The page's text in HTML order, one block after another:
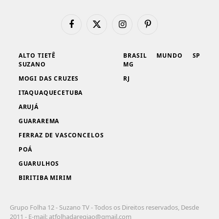
FacebookX
InstagramPinterest
ALTO TIETÊ
SUZANO
MOGI DAS CRUZES
ITAQUAQUECETUBA
ARUJÁ
GUARAREMA
FERRAZ DE VASCONCELOS
POÁ
GUARULHOS
BIRITIBA MIRIM
BRASIL
MG
RJ
MUNDO SP
Grupo Folha 12 - Suzano TV - Todos os Direitos reservados, Desde
2011 - E-mail:atfolhadaregiao@gmail.com